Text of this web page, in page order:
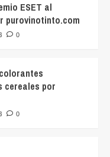
ESET al
purovinotinto.com
0
cereales por
0